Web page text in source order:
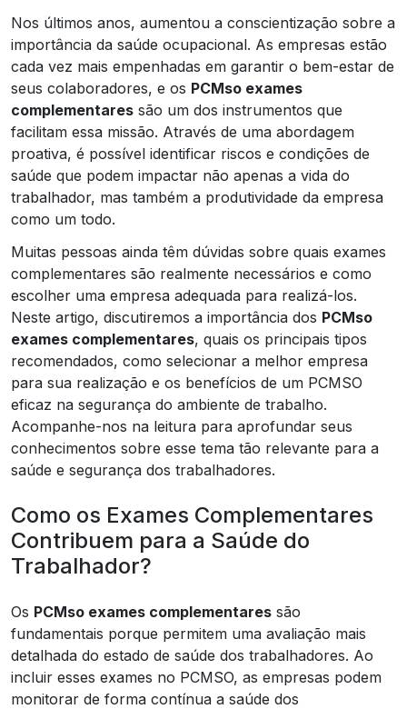
Nos últimos anos, aumentou a conscientização sobre a
importância da saúde ocupacional. As empresas estão
cada vez mais empenhadas em garantir o bem-estar de
seus colaboradores, e os PCMso exames
complementares são um dos instrumentos que
facilitam essa missão. Através de uma abordagem
proativa, é possível identificar riscos e condições de
saúde que podem impactar não apenas a vida do
trabalhador, mas também a produtividade da empresa
como um todo.
Muitas pessoas ainda têm dúvidas sobre quais exames
complementares são realmente necessários e como
escolher uma empresa adequada para realizá-los.
Neste artigo, discutiremos a importância dos PCMso
exames complementares, quais os principais tipos
recomendados, como selecionar a melhor empresa
para sua realização e os benefícios de um PCMSO
eficaz na segurança do ambiente de trabalho.
Acompanhe-nos na leitura para aprofundar seus
conhecimentos sobre esse tema tão relevante para a
saúde e segurança dos trabalhadores.
Como os Exames Complementares
Contribuem para a Saúde do
Trabalhador?
Os PCMso exames complementares são
fundamentais porque permitem uma avaliação mais
detalhada do estado de saúde dos trabalhadores. Ao
incluir esses exames no PCMSO, as empresas podem
monitorar de forma contínua a saúde dos